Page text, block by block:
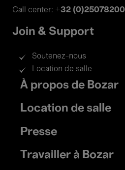
Call center: +32 (0)25078200
Join & Support
Soutenez-nous
Location de salle
Footer
menu
À propos de Bozar
Location de salle
Presse
Travailler à Bozar